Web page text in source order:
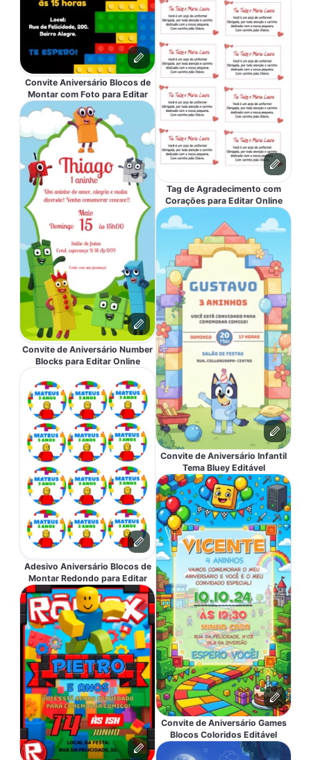
Convite Aniversário Blocos de
Montar com Foto para Editar
Convite de Aniversário Number
Blocks para Editar Online
Adesivo Aniversário Blocos de
Montar Redondo para Editar
Tag de Agradecimento com
Corações para Editar Online
Convite de Aniversário Infantil
Tema Bluey Editável
Convite de Aniversário Games
Blocos Coloridos Editável